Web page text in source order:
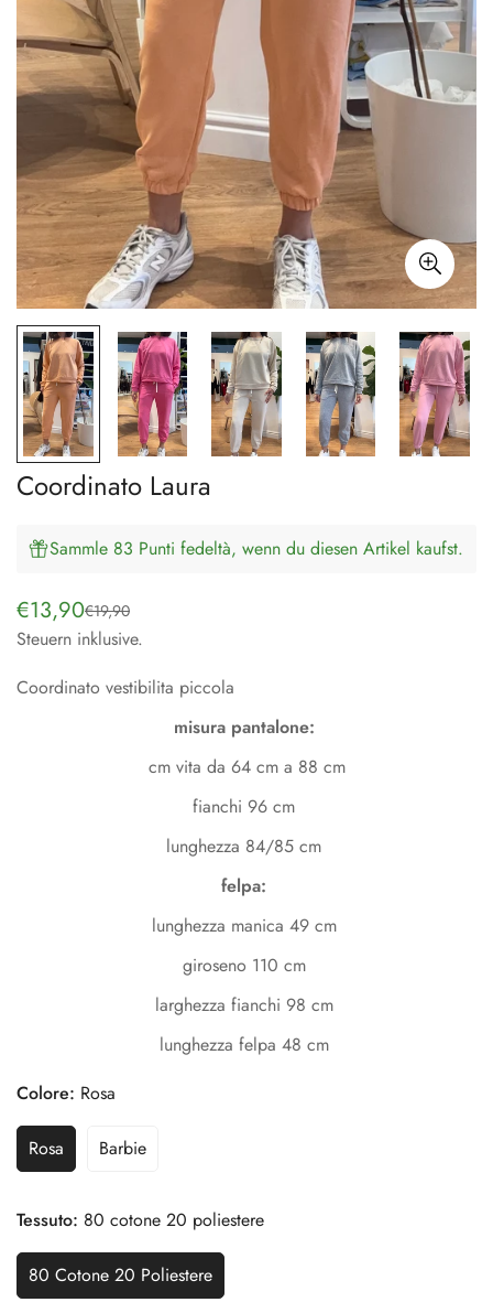
Coordinato Laura
Sammle 83 Punti fedeltà, wenn du diesen Artikel kaufst.
Verkaufspreis
€13,90
Regulärer
Preis
€19,90
Steuern inklusive.
Coordinato vestibilita piccola
misura pantalone:
cm vita da 64 cm a 88 cm
fianchi 96 cm
lunghezza 84/85 cm
felpa:
lunghezza manica 49 cm
giroseno 110 cm
larghezza fianchi 98 cm
lunghezza felpa 48 cm
Colore: Rosa
Rosa Barbie
Tessuto: 80 cotone 20 poliestere
80 Cotone 20 Poliestere
Confirm your age
Are you 18 years old or older?
No, I'm not